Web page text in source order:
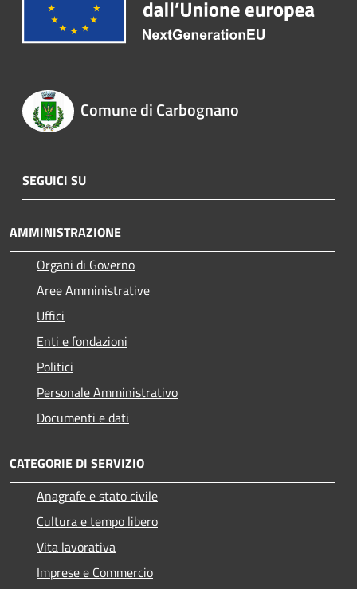
Comune di Carbognano
SEGUICI SU
AMMINISTRAZIONE
Organi di Governo
Aree Amministrative
Uffici
Enti e fondazioni
Politici
Personale Amministrativo
Documenti e dati
CATEGORIE DI SERVIZIO
Anagrafe e stato civile
Cultura e tempo libero
Vita lavorativa
Imprese e Commercio